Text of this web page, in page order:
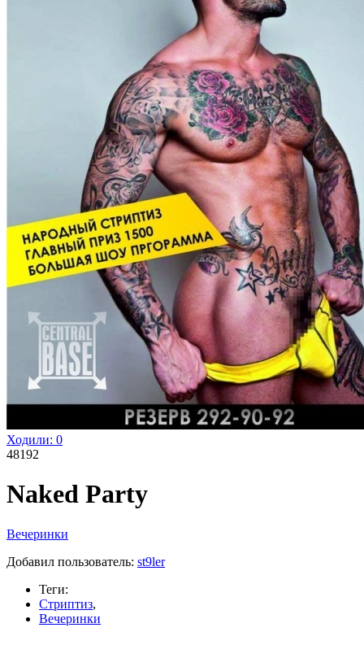
Ходили: 0
48192
Naked Party
Вечеринки
Добавил пользователь: st9ler
Теги:
Стриптиз,
Вечеринки